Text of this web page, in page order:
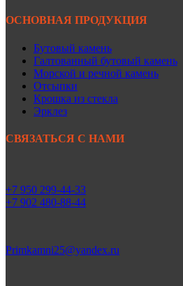
ОСНОВНАЯ ПРОДУКЦИЯ
Бутовый камень
Галтованный бутовый камень
Морской и речной камень
Отсыпки
Крошка из стекла
Эрклез
СВЯЗАТЬСЯ С НАМИ
+7 950 299-44-33
+7 902 480-88-44
Primkamni25@yandex.ru